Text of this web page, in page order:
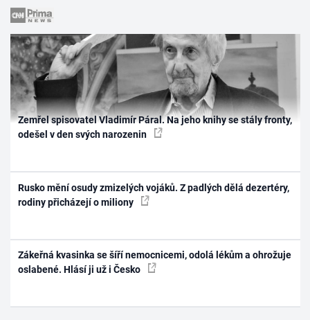
Zemřel spisovatel Vladimír Páral. Na jeho knihy se stály fronty,
odešel v den svých narozenin
Rusko mění osudy zmizelých vojáků. Z padlých dělá dezertéry,
rodiny přicházejí o miliony
Zákeřná kvasinka se šíří nemocnicemi, odolá lékům a ohrožuje
oslabené. Hlásí ji už i Česko